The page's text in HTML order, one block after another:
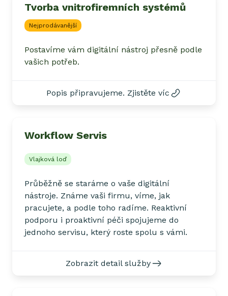
Tvorba vnitrofiremních systémů
Nejprodávanější
Postavíme vám digitální nástroj přesně podle
vašich potřeb.
Popis připravujeme. Zjistěte víc
Workflow Servis
Vlajková loď
Průběžně se staráme o vaše digitální
nástroje. Známe vaši firmu, víme, jak
pracujete, a podle toho radíme. Reaktivní
podporu i proaktivní péči spojujeme do
jednoho servisu, který roste spolu s vámi.
Zobrazit detail služby